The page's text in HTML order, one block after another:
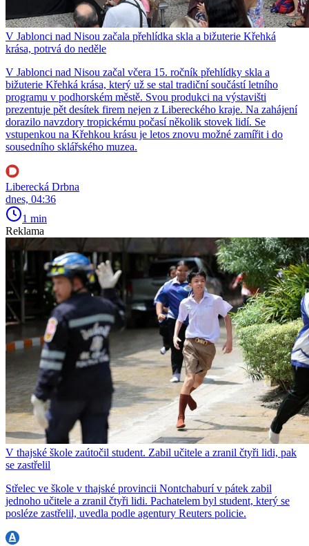
V Jablonci nad Nisou začala přehlídka skla a bižuterie Křehká
krása, potrvá do neděle
V Jablonci nad Nisou začal včera 15. ročník přehlídky skla a
bižuterie Křehká krása, který už se stal tradiční součástí letního
programu v podhorském městě. Svou produkci na výstavišti
prezentuje pět desítek firem nejen z Libereckého kraje. Na zahájení
dorazilo navzdory tropickému počasí několik stovek lidí. Se
vstupenkou na Křehkou krásu je letos znovu možné zamířit i do
sousedního sklářského muzea.
Liberecká Drbna
dnes, 04:36
1 min
Reklama
V thajské škole zaútočil student. Zabil učitele a zranil čtyři lidi, pak
se zastřelil
Střelec ve škole v thajské provincii Nontchaburí v pátek zabil
jednoho učitele a zranil čtyři lidi. Pachatelem byl student, který se
posléze zastřelil, uvedla podle agentury Reuters policie.